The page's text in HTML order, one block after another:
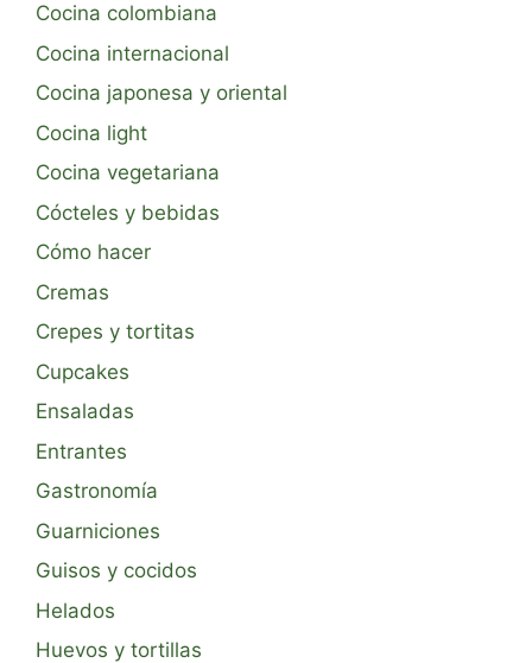
Cocina colombiana
Cocina internacional
Cocina japonesa y oriental
Cocina light
Cocina vegetariana
Cócteles y bebidas
Cómo hacer
Cremas
Crepes y tortitas
Cupcakes
Ensaladas
Entrantes
Gastronomía
Guarniciones
Guisos y cocidos
Helados
Huevos y tortillas